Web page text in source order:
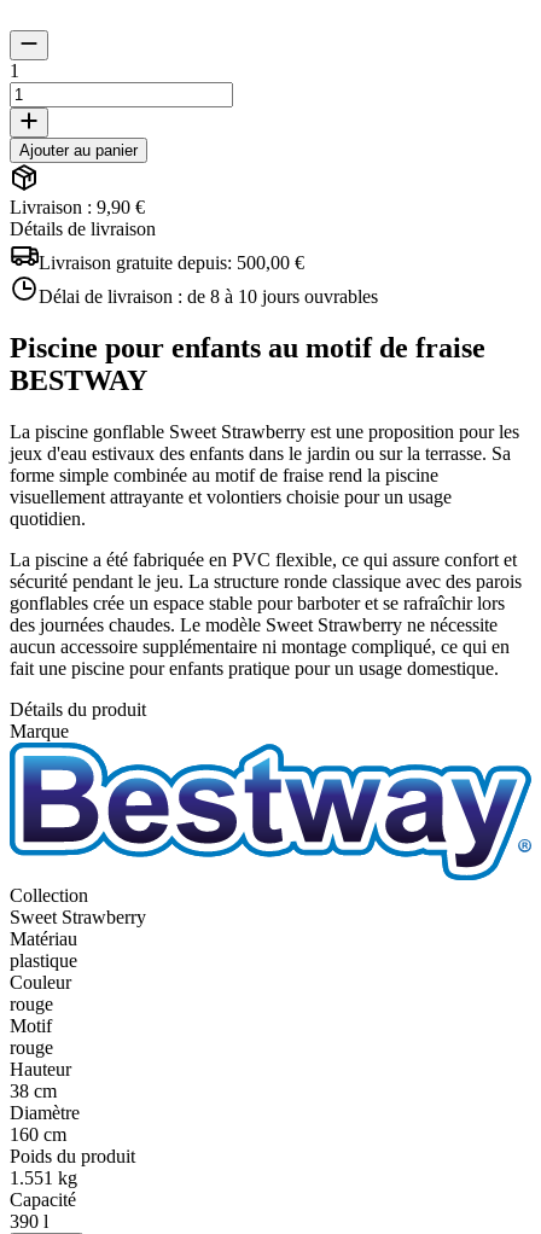
1
Ajouter au panier
Livraison : 9,90 €
Détails de livraison
Livraison gratuite depuis: 500,00 €
Délai de livraison : de 8 à 10 jours ouvrables
Piscine pour enfants au motif de fraise
BESTWAY
La piscine gonflable Sweet Strawberry est une proposition pour les
jeux d'eau estivaux des enfants dans le jardin ou sur la terrasse. Sa
forme simple combinée au motif de fraise rend la piscine
visuellement attrayante et volontiers choisie pour un usage
quotidien.
La piscine a été fabriquée en PVC flexible, ce qui assure confort et
sécurité pendant le jeu. La structure ronde classique avec des parois
gonflables crée un espace stable pour barboter et se rafraîchir lors
des journées chaudes. Le modèle Sweet Strawberry ne nécessite
aucun accessoire supplémentaire ni montage compliqué, ce qui en
fait une piscine pour enfants pratique pour un usage domestique.
Détails du produit
Marque
Collection
Sweet Strawberry
Matériau
plastique
Couleur
rouge
Motif
rouge
Hauteur
38 cm
Diamètre
160 cm
Poids du produit
1.551 kg
Capacité
390 l